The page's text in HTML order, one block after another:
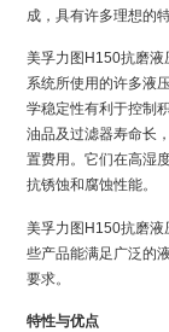
成，具有许多理想的
美孚力图H150抗磨液
系统所使用的许多液
学稳定性有利于控制
油品及过滤器寿命长
置费用。它们在高湿
抗锈蚀和腐蚀性能。
美孚力图H150抗磨液
些产品能满足广泛的
要求。
特性与优点